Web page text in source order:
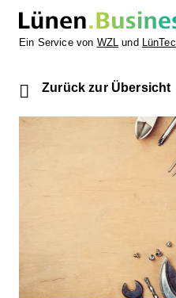
Ein Service von WZL und LünTec
Zurück zur Übersicht